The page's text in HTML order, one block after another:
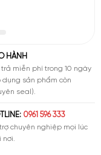
HÀNH
miễn phí trong 10 ngày
dụng sản phẩm còn
seal).
0961 596 333
chuyên nghiệp mọi lúc
nơi.